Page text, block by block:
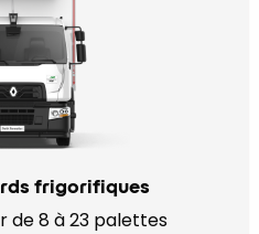
frigorifiques
de 8 à 23 palettes